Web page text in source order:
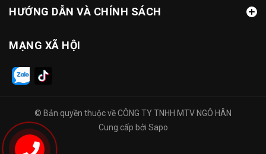
HƯỚNG DẪN VÀ CHÍNH SÁCH
MẠNG XÃ HỘI
© Bản quyền thuộc vềCÔNG TY TNHH MTV NGÔ HÂN
Cung cấp bởi Sapo